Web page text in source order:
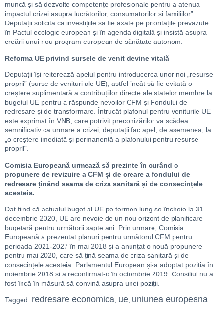
muncă și să dezvolte competențe profesionale pentru a atenua
impactul crizei asupra lucrătorilor, consumatorilor și familiilor”.
Deputații solicită ca investițiile să fie axate pe prioritățile prevăzute
în Pactul ecologic european și în agenda digitală și insistă asupra
creării unui nou program european de sănătate autonom.
Reforma UE privind sursele de venit devine vitală
Deputații își reiterează apelul pentru introducerea unor noi „resurse
proprii” (surse de venituri ale UE), astfel încât să fie evitată o
creștere suplimentară a contribuțiilor directe ale statelor membre la
bugetul UE pentru a răspunde nevoilor CFM și Fondului de
redresare și de transformare. Întrucât plafonul pentru veniturile UE
este exprimat în VNB, care potrivit preconizărilor va scădea
semnificativ ca urmare a crizei, deputații fac apel, de asemenea, la
„o creștere imediată și permanentă a plafonului pentru resurse
proprii”.
Comisia Europeană urmează să prezinte în curând o
propunere de revizuire a CFM și de creare a fondului de
redresare ținând seama de criza sanitară și de consecințele
acesteia.
Dat fiind că actualul buget al UE pe termen lung se încheie la 31
decembrie 2020, UE are nevoie de un nou orizont de planificare
bugetară pentru următorii șapte ani. Prin urmare, Comisia
Europeană a prezentat planuri pentru următorul CFM pentru
perioada 2021-2027 în mai 2018 și a anunțat o nouă propunere
pentru mai 2020, care să țină seama de criza sanitară și de
consecințele acesteia. Parlamentul European și-a adoptat poziția în
noiembrie 2018 și a reconfirmat-o în octombrie 2019. Consiliul nu a
fost încă în măsură să convină asupra unei poziții.
Tagged: redresare economica, ue, uniunea europeana